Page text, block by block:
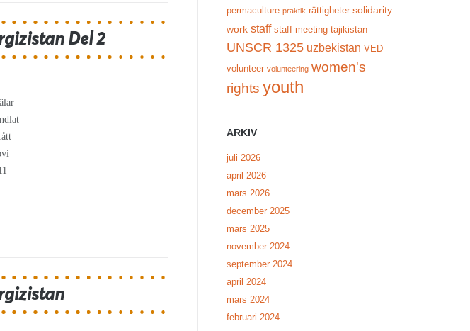
Del 2
–
permaculture praktik rättigheter solidarity
work staff staff meeting tajikistan
UNSCR 1325 uzbekistan VED
volunteer volunteering women's
rights youth
ARKIV
juli 2026
april 2026
mars 2026
december 2025
mars 2025
november 2024
september 2024
april 2024
mars 2024
februari 2024